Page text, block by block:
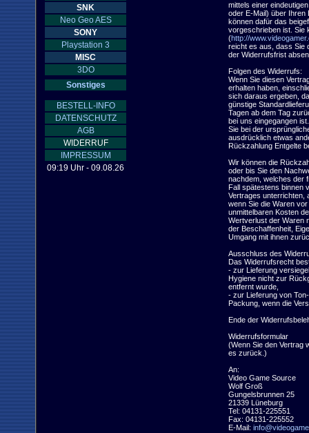
SNK
Neo Geo AES
SONY
Playstation 3
MISC
3DO
Sonstiges
BESTELL-INFO
DATENSCHUTZ
AGB
WIDERRUF
IMPRESSUM
09:19 Uhr - 09.08.26
mittels einer
oder E-Mail) über Ihren
können dafür das
vorgeschrieben ist. Sie
(http://
reicht es aus, dass Sie
der Widerrufsfrist
Folgen des Widerrufs:
Wenn Sie diesen
erhalten haben,
sich daraus ergeben,
günstige
Tagen ab dem Tag
bei uns eingegangen
Sie bei der
ausdrücklich etwas
Rückzahlung Entgelte
Wir können die
oder bis Sie den
nachdem, welches der
Fall spätestens binnen
Vertrages unterrichten,
wenn Sie die Waren
unmittelbaren Kosten
Wertverlust der Waren
der Beschaffenheit,
Umgang mit ihnen
Ausschluss des
Das Widerrufsrecht
- zur Lieferung
Hygiene nicht zur
entfernt wurde,
- zur Lieferung von
Packung, wenn die
Ende der
Widerrufsformular
(Wenn Sie den Vertrag
es zurück.)
An:
Video Game Source
Wolf Groß
Gungelsbrunnen 25
21339 Lüneburg
Tel: 04131-225551
Fax: 04131-225552
E-Mail: